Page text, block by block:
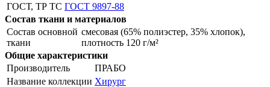
ГОСТ, ТР ТС ГОСТ 9897-88
Состав ткани и материалов
Состав основной
ткани
смесовая (65% полиэстер, 35% хлопок),
плотность 120 г/м²
Общие характеристики
Производитель
ПРАБО
Название коллекции Хирург